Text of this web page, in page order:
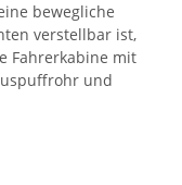
bewegliche
verstellbar ist,
Fahrerkabine mit
und